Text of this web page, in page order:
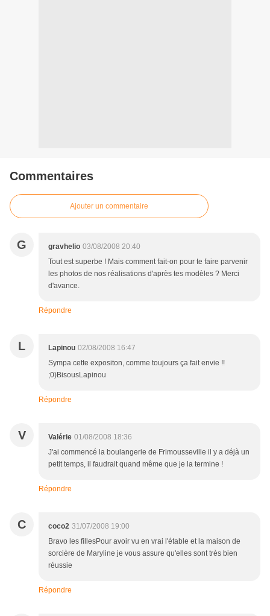
Commentaires
Ajouter un commentaire
G gravhelio 03/08/2008 20:40
Tout est superbe ! Mais comment fait-on pour te faire parvenir
les photos de nos réalisations d'après tes modèles ? Merci
d'avance.
Répondre
L Lapinou 02/08/2008 16:47
Sympa cette expositon, comme toujours ça fait envie !!
;0)BisousLapinou
Répondre
V Valérie 01/08/2008 18:36
J'ai commencé la boulangerie de Frimousseville il y a déjà un
petit temps, il faudrait quand même que je la termine !
Répondre
C coco2 31/07/2008 19:00
Bravo les fillesPour avoir vu en vrai l'étable et la maison de
sorcière de Maryline je vous assure qu'elles sont très bien
réussie
Répondre